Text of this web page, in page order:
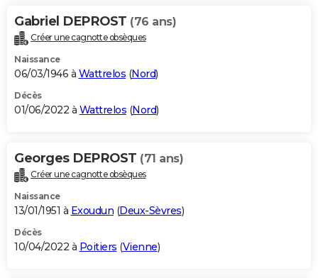
Gabriel DEPROST (76 ans)
Créer une cagnotte obsèques
Naissance
06/03/1946 à Wattrelos (Nord)
Décès
01/06/2022 à Wattrelos (Nord)
Georges DEPROST (71 ans)
Créer une cagnotte obsèques
Naissance
13/01/1951 à Exoudun (Deux-Sèvres)
Décès
10/04/2022 à Poitiers (Vienne)